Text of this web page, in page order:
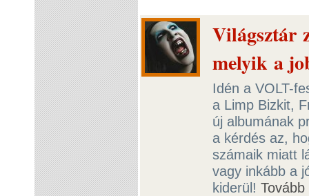
Világsztár
melyik a
Idén a VOLT-
a Limp Bizkit,
új albumának
a kérdés az,
számaik miatt
vagy inkább a
kiderül! Tovább